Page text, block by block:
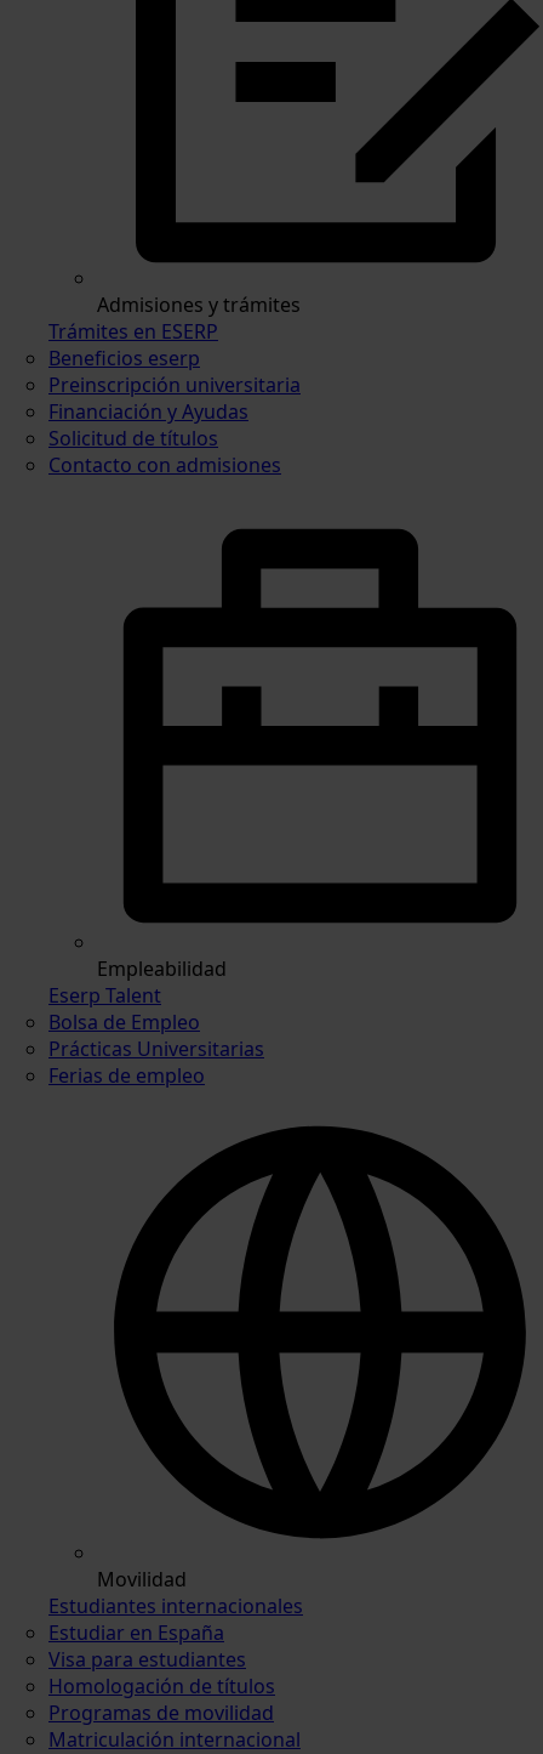
Admisiones y trámites
Trámites en ESERP
Beneficios eserp
Preinscripción universitaria
Financiación y Ayudas
Solicitud de títulos
Contacto con admisiones
Empleabilidad
Eserp Talent
Bolsa de Empleo
Prácticas Universitarias
Ferias de empleo
Movilidad
Estudiantes internacionales
Estudiar en España
Visa para estudiantes
Homologación de títulos
Programas de movilidad
Matriculación internacional